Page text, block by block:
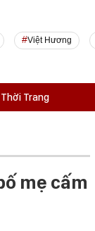
Việt Hương
Thời Trang
mẹ cấm